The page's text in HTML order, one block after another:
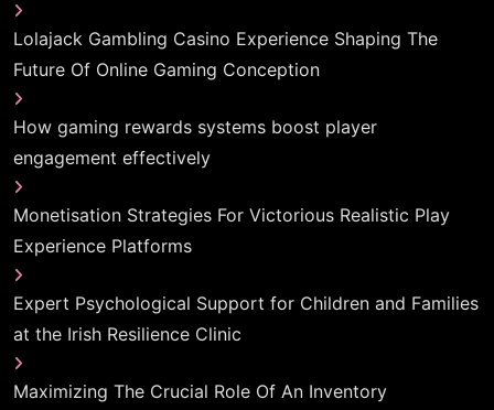
Lolajack Gambling Casino Experience Shaping The
Future Of Online Gaming Conception
How gaming rewards systems boost player
engagement effectively
Monetisation Strategies For Victorious Realistic Play
Experience Platforms
Expert Psychological Support for Children and Families
at the Irish Resilience Clinic
Maximizing The Crucial Role Of An Inventory